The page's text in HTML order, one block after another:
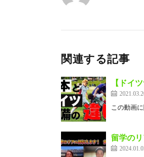
関連する記事
【ドイ
この動画
留学の